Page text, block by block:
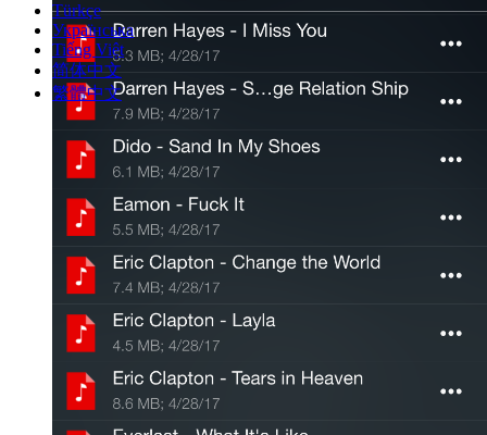
Türkçe
Українська
Tiếng Việt
简体中文
繁體中文